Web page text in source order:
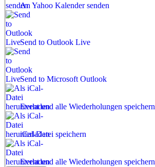
An Yahoo Kalender senden
Send to Outlook Live
Send to Microsoft Outlook
Event und alle Wiederholungen speichern
iCal-Datei speichern
Event und alle Wiederholungen speichern